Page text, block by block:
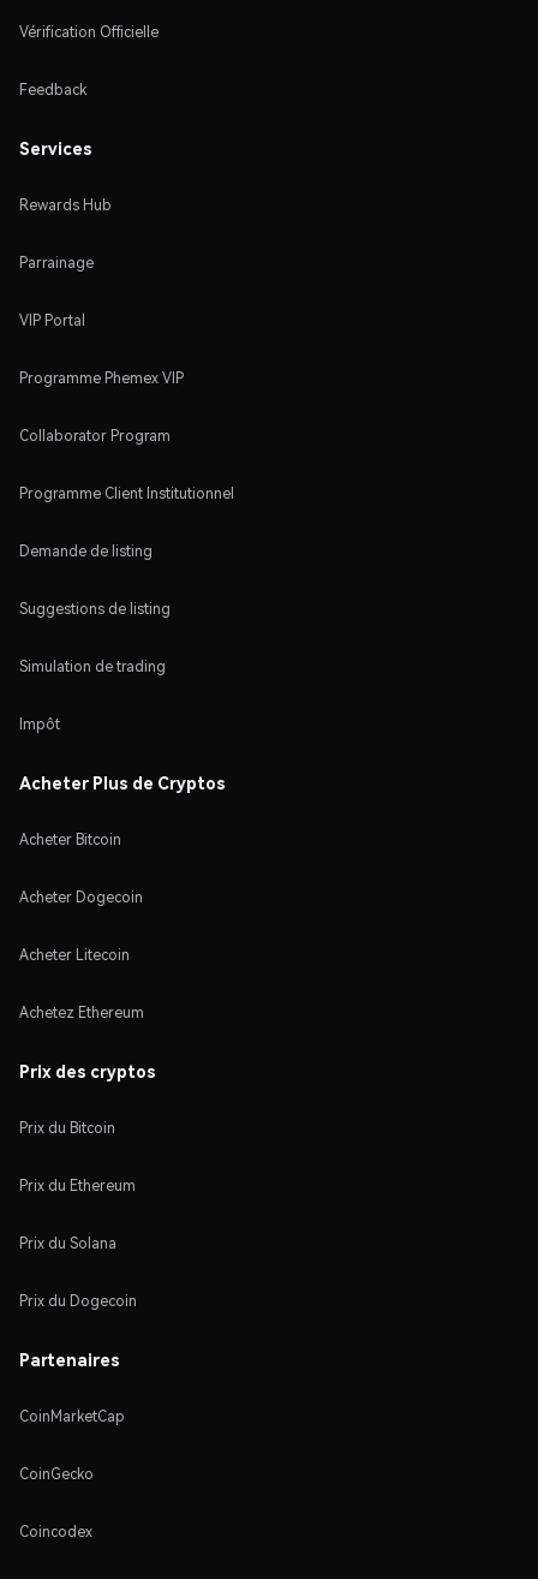
Vérification Officielle
Feedback
Services
Rewards Hub
Parrainage
VIP Portal
Programme Phemex VIP
Collaborator Program
Programme Client Institutionnel
Demande de listing
Suggestions de listing
Simulation de trading
Impôt
Acheter Plus de Cryptos
Acheter Bitcoin
Acheter Dogecoin
Acheter Litecoin
Achetez Ethereum
Prix des cryptos
Prix du Bitcoin
Prix du Ethereum
Prix du Solana
Prix du Dogecoin
Partenaires
CoinMarketCap
CoinGecko
Coincodex